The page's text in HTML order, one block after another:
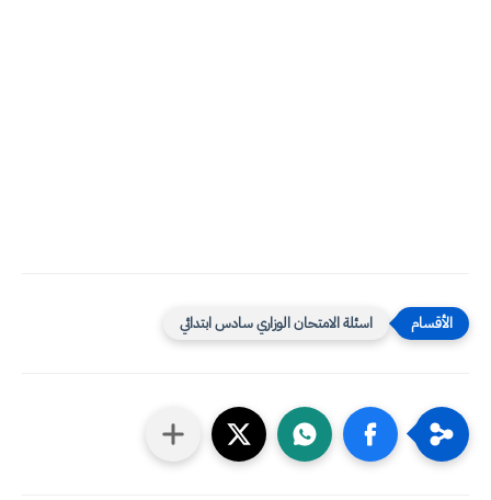
اسئلة الامتحان الوزاري سادس ابتدائي